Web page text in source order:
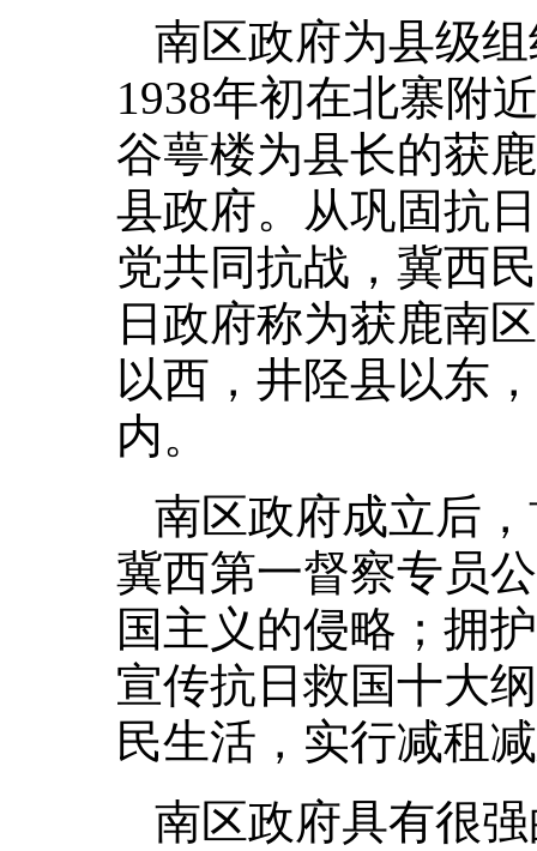
南区政府为县级
1938年初在北寨附
谷萼楼为县长的获
县政府。从巩固抗
党共同抗战，冀西
日政府称为获鹿南
以西，井陉县以东
内。
南区政府成立后
冀西第一督察专员
国主义的侵略；拥
宣传抗日救国十大
民生活，实行减租
南区政府具有很